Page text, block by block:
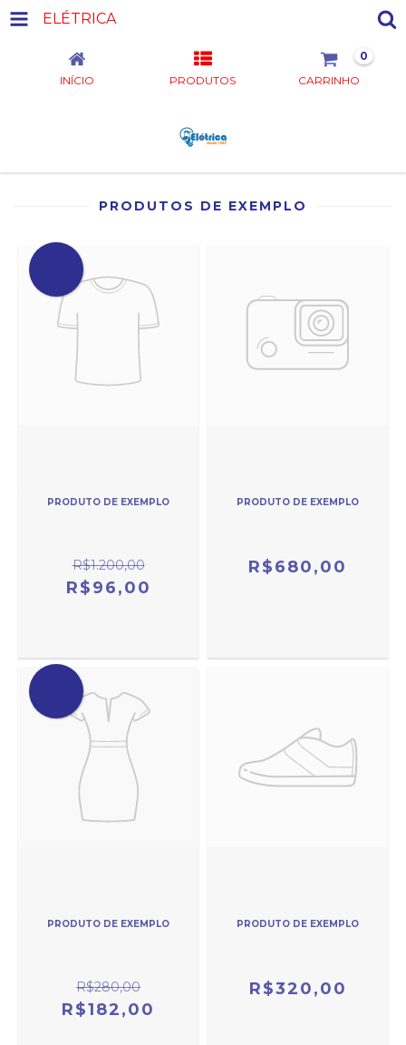
ELÉTRICA
INÍCIO PRODUTOS CARRINHO
0
PRODUTOS DE EXEMPLO
PRODUTO DE EXEMPLO
R$1.200,00
R$96,00
PRODUTO DE EXEMPLO
R$680,00
PRODUTO DE EXEMPLO
R$280,00
R$182,00
PRODUTO DE EXEMPLO
R$320,00